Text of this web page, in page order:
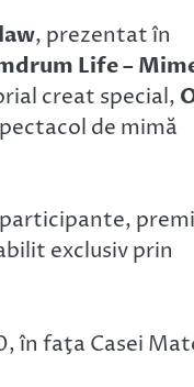
, prezentat în
Life –
creat special,
de mimă
exclusiv prin
în faţa Casei